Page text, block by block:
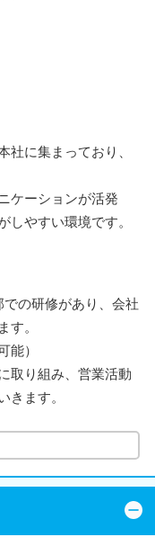
社に集まっており、
ケーションが活発
しやすい環境です。
の研修があり、会社
す。
能）
取り組み、営業活動
きます。